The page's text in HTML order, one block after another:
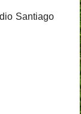
Santiago